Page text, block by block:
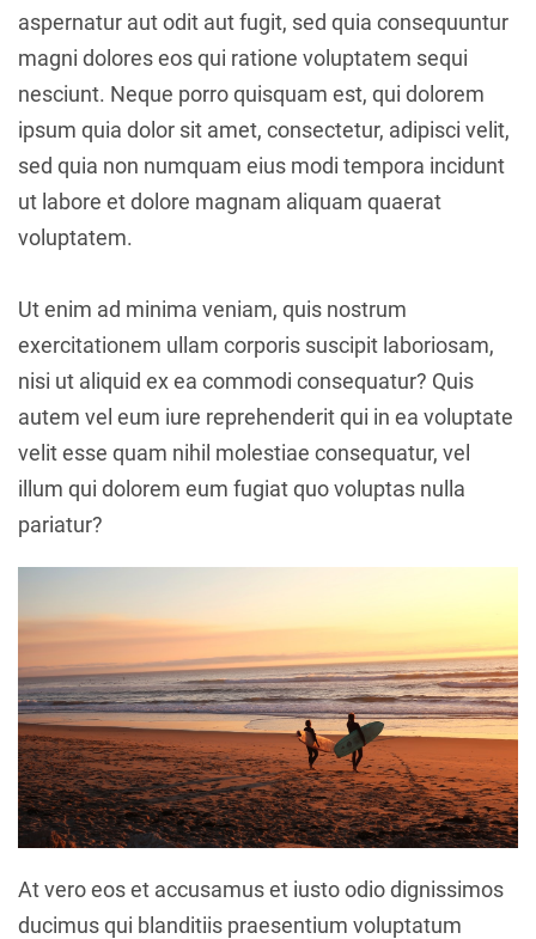
aspernatur aut odit aut fugit, sed quia consequuntur
magni dolores eos qui ratione voluptatem sequi
nesciunt. Neque porro quisquam est, qui dolorem
ipsum quia dolor sit amet, consectetur, adipisci velit,
sed quia non numquam eius modi tempora incidunt
ut labore et dolore magnam aliquam quaerat
voluptatem.
Ut enim ad minima veniam, quis nostrum
exercitationem ullam corporis suscipit laboriosam,
nisi ut aliquid ex ea commodi consequatur? Quis
autem vel eum iure reprehenderit qui in ea voluptate
velit esse quam nihil molestiae consequatur, vel
illum qui dolorem eum fugiat quo voluptas nulla
pariatur?
At vero eos et accusamus et iusto odio dignissimos
ducimus qui blanditiis praesentium voluptatum